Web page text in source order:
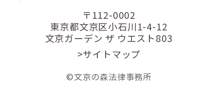
〒112-0002
東京都文京区小石川1-4-12
文京ガーデン ザ ウエスト803
>サイトマップ
©文京の森法律事務所